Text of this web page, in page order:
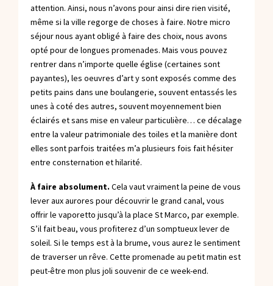
attention. Ainsi, nous n’avons pour ainsi dire rien visité,
même si la ville regorge de choses à faire. Notre micro
séjour nous ayant obligé à faire des choix, nous avons
opté pour de longues promenades. Mais vous pouvez
rentrer dans n’importe quelle église (certaines sont
payantes), les oeuvres d’art y sont exposés comme des
petits pains dans une boulangerie, souvent entassés les
unes à coté des autres, souvent moyennement bien
éclairés et sans mise en valeur particulière… ce décalage
entre la valeur patrimoniale des toiles et la manière dont
elles sont parfois traitées m’a plusieurs fois fait hésiter
entre consternation et hilarité.
À faire absolument. Cela vaut vraiment la peine de vous
lever aux aurores pour découvrir le grand canal, vous
offrir le vaporetto jusqu’à la place St Marco, par exemple.
S’il fait beau, vous profiterez d’un somptueux lever de
soleil. Si le temps est à la brume, vous aurez le sentiment
de traverser un rêve. Cette promenade au petit matin est
peut-être mon plus joli souvenir de ce week-end.